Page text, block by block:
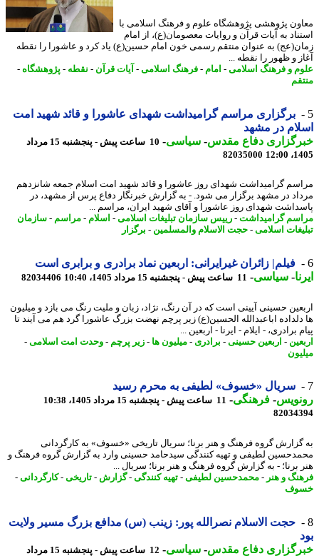
پژوهشی پژوهشگاه علوم و فرهنگ اسلامی با
به آیات قرآن و روایات معصومان(ع)، از امام
به عنوان منتقم رسمی خون امام حسین(ع) یاد کرد و عاشورا را نقطه
و ظهور را نقطه ...
و فرهنگ اسلامی-امام -فرهنگ اسلامی-آیات قرآن- نقطه-پژوهشگاه-
برگزاری مراسم گرامیداشت شهدای عاشورا و قائد شهید امت
در مشهد
دفاع مقدس-سیاسی-
10 ساعت پیش - پنجشنبه 15 مرداد
82035000
گرامیداشت شهدای روز عاشورا و قائد شهید امت اسلام جمعه شانزدهم
در مشهد برگزار می شود. - به گزارش خبرنگار دفاع پرس از مشهد، در
شهدای روز عاشورا و آقای شهید ایران، مراسم ...
گرامیداشت -رییس سازمان تبلیغات اسلامی-اسلام-مراسم -سازمان
اسلامی-حجت الاسلام والمسلمین-برگزار
فیلم| زائران غیرایرانی: اربعین نماد برادری و برابری است
-سیاسی-11 ساعت پیش - پنجشنبه 15 مرداد 1405، 10:40 82034406
حسینی آیینی است که در آن رنگ، نژاد، زبان و ملیت رنگ می بازد و میلیون
اباعبدالله الحسین(ع) زیر پرچم نهضت بزرگ عاشورا گرد هم می آیند تا
برادری، - ایلام - ایرنا - اربعین ...
-اربعین حسینی-برادری - میلیون ها- زیر پرچم-وحدت امت اسلامی-
سریال «خسوف» لطیفی به محرم رسید
-فرهنگی-11 ساعت پیش - پنجشنبه 15 مرداد 1405، 10:38
گروه فرهنگ و هنر برنا؛ سریال تاریخی «خسوف» به کارگردانی
لطیفی و تهیه کنندگی سیدحامد حسینی وارد به گزارش گروه فرهنگ و
برنا؛ - به گزارش گروه فرهنگ و هنر برنا؛ سریال ...
و هنر-محمدحسین لطیفی-تهیه کنندگی-گزارش -تاریخی -کارگردانی-
حجت الاسلام نصرالله پور: زینب (س) مدافع بزرگ مسیر ولایت
دفاع مقدس-سیاسی-
12 ساعت پیش - پنجشنبه 15 مرداد